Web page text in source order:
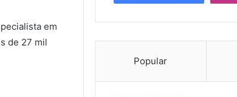
em
de 27 mil
Popular